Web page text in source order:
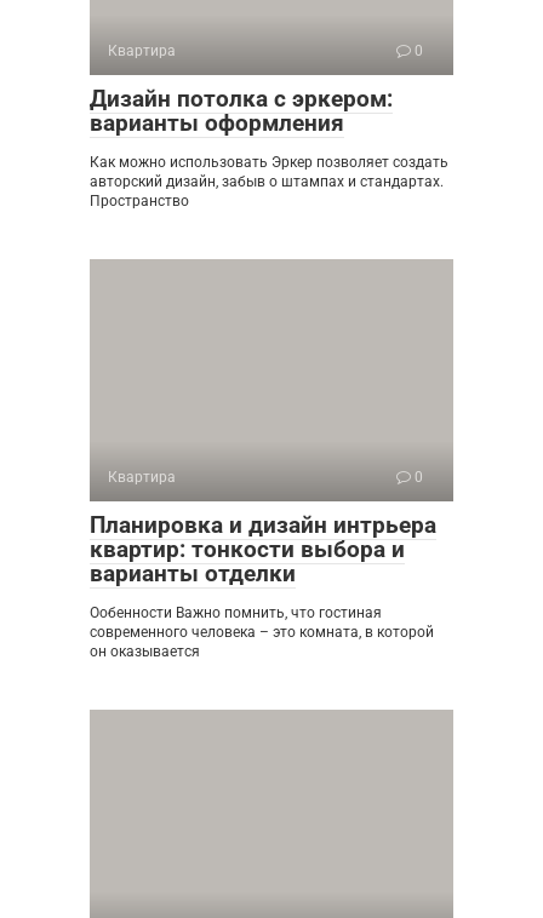
Квартира 0
Дизайн потолка с эркером:
варианты оформления
Как можно использовать Эркер позволяет создать
авторский дизайн, забыв о штампах и стандартах.
Пространство
Квартира 0
Планировка и дизайн интрьера
квартир: тонкости выбора и
варианты отделки
Ообенности Важно помнить, что гостиная
современного человека – это комната, в которой
он оказывается